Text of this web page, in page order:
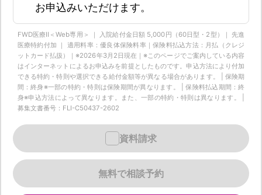
お申込みいただけます。
FWD医療Ⅱ＜Web専用＞ ｜ 入院給付金日額 5,000円（60日型・2型）｜ 先進
医療特約付加 ｜ 適用料率：優良体保険料率｜保険料払込方法：月払（クレジ
ットカード払扱）｜※2026年3月2日現在｜※このページでご案内している内容
はインターネットによるお申込みを前提としたものです。申込方法により付加
できる特約・特則や選択できる給付金額等が異なる場合があります。 | 保険期
間：終身※一部の特約・特則は保険期間が異なります。 | 保険料払込期間：終
身※申込方法によって異なります。また、一部の特約・特則は異なります。 |
募集文書番号：FLI-C50437-2602
無料で相談予約
資料請求